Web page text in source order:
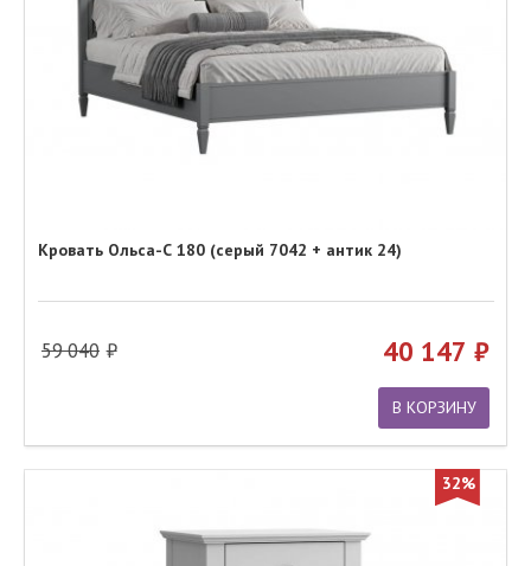
Кровать Ольса-С 180 (серый 7042 + антик 24)
59 040 40 147
В КОРЗИНУ
32%